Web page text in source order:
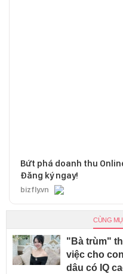
Bứt phá doanh thu
Đăng ký ngay!
bizfly.vn
CÙNG
"Bà trùm"
việc cho
dâu có IQ